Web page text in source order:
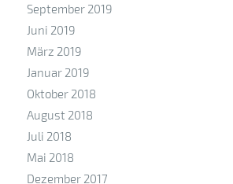
September 2019
Juni 2019
März 2019
Januar 2019
Oktober 2018
August 2018
Juli 2018
Mai 2018
Dezember 2017